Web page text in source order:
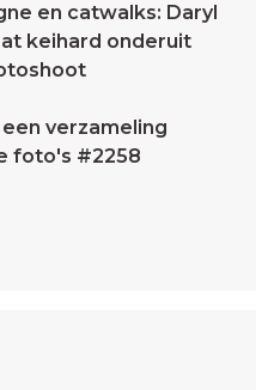
en catwalks: Daryl
keihard onderuit
verzameling
foto's #2258